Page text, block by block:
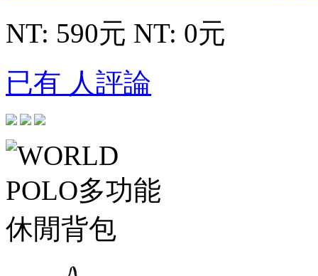
NT: 590元 NT: 0元
已有 人評論